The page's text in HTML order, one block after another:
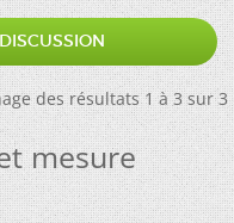
des résultats 1 à 3 sur 3
mesure